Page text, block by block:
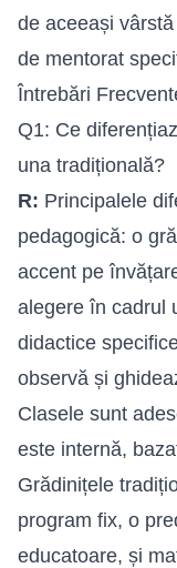
de aceeași
de mentorat
Întrebări
Q1: Ce
una tradițională?
R: Principalele
pedagogică: o
accent pe
alegere în cadrul
didactice
observă și
Clasele sunt
este internă,
Grădinițele
program fix, o
educatoare, și